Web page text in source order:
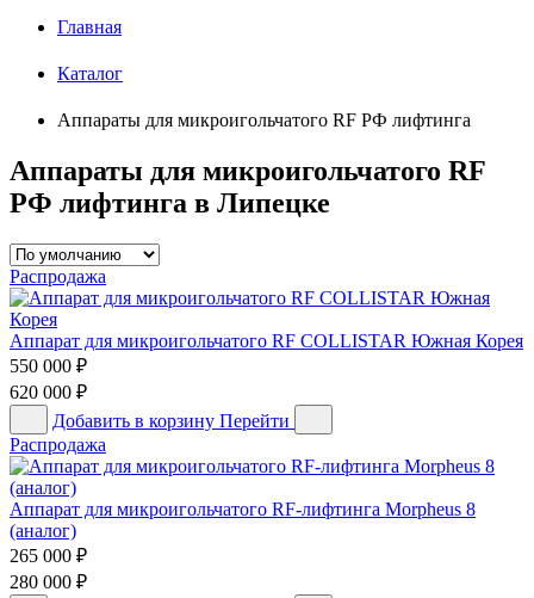
Главная
Каталог
Аппараты для микроигольчатого RF РФ лифтинга
Аппараты для микроигольчатого RF
РФ лифтинга в Липецке
Распродажа
Аппарат для микроигольчатого RF COLLISTAR Южная Корея
550 000 ₽
620 000 ₽
Добавить в корзину Перейти
Распродажа
Аппарат для микроигольчатого RF-лифтинга Morpheus 8
(аналог)
265 000 ₽
280 000 ₽